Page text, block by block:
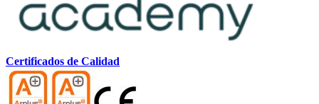
Certificados de Calidad